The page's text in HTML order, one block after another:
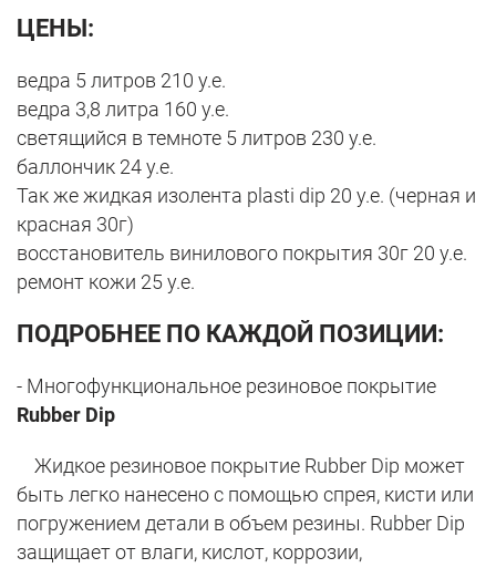
ЦЕНЫ:
ведра 5 литров 210 у.е.
ведра 3,8 литра 160 у.е.
светящийся в темноте 5 литров 230 у.е.
баллончик 24 у.е.
Так же жидкая изолента plasti dip 20 у.е. (черная и
красная 30г)
восстановитель винилового покрытия 30г 20 у.е.
ремонт кожи 25 у.е.
ПОДРОБНЕЕ ПО КАЖДОЙ ПОЗИЦИИ:
- Многофункциональное резиновое покрытие
Rubber Dip
Жидкое резиновое покрытие Rubber Dip может
быть легко нанесено с помощью спрея, кисти или
погружением детали в объем резины. Rubber Dip
защищает от влаги, кислот, коррозии,